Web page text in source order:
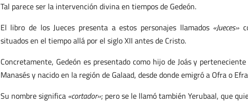
Tal parece ser la intervención divina en tiempos de Gedeón.
El libro de los Jueces presenta a estos personajes llamados «Jueces»
situados en el tiempo allá por el siglo XII antes de Cristo.
Concretamente, Gedeón es presentado como hijo de Joás y
Manasés y nacido en la región de Galaad, desde donde emigró a Ofra o
Su nombre significa «cortador»; pero se le llamó también Yerubaal, que